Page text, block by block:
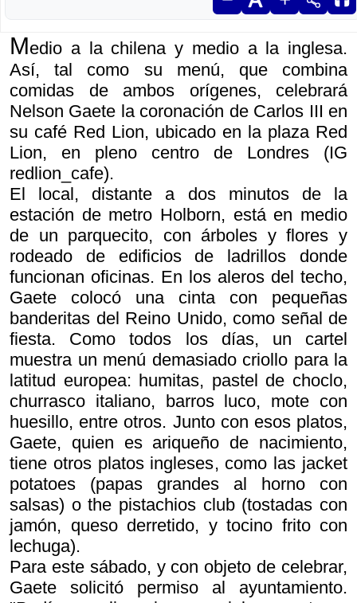
Medio a la chilena y medio a la inglesa.
Así, tal como su menú, que combina
comidas de ambos orígenes, celebrará
Nelson Gaete la coronación de Carlos III en
su café Red Lion, ubicado en la plaza Red
Lion, en pleno centro de Londres (IG
redlion_cafe).
El local, distante a dos minutos de la
estación de metro Holborn, está en medio
de un parquecito, con árboles y flores y
rodeado de edificios de ladrillos donde
funcionan oficinas. En los aleros del techo,
Gaete colocó una cinta con pequeñas
banderitas del Reino Unido, como señal de
fiesta. Como todos los días, un cartel
muestra un menú demasiado criollo para la
latitud europea: humitas, pastel de choclo,
churrasco italiano, barros luco, mote con
huesillo, entre otros. Junto con esos platos,
Gaete, quien es ariqueño de nacimiento,
tiene otros platos ingleses, como las jacket
potatoes (papas grandes al horno con
salsas) o the pistachios club (tostadas con
jamón, queso derretido, y tocino frito con
lechuga).
Para este sábado, y con objeto de celebrar,
Gaete solicitó permiso al ayuntamiento.